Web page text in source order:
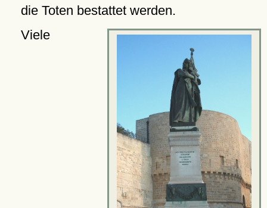
die Toten bestattet werden.
Viele